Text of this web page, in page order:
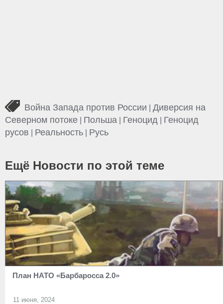
Война Запада против России
Диверсия на
Северном потоке
Польша Геноцид
Геноцид
русов
Реальность Русь
Ещё Новости по этой теме
План НАТО «Барбаросса 2.0»
11 июня, 2024